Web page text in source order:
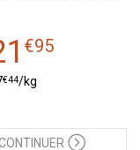
€95
€44/kg